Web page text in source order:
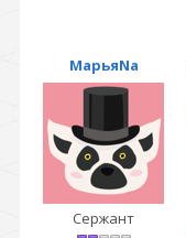
МарьяNа
Сержант